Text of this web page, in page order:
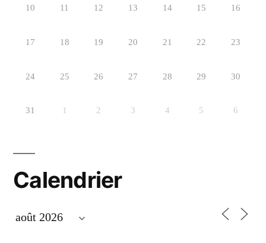
10 11 12 13 14 15 16
17 18 19 20 21 22 23
24 25 26 27 28 29 30
31 1 2 3 4 5 6
Calendrier